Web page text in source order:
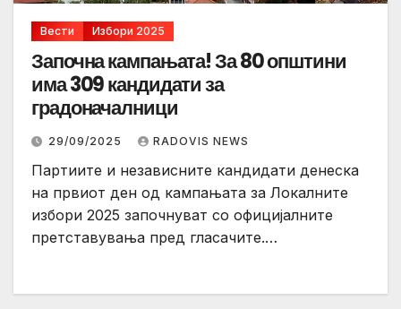
Вести Избори 2025
Започна кампањата! За 80 општини
има 309 кандидати за
градоначалници
29/09/2025 RADOVIS NEWS
Партиите и независните кандидати денеска
на првиот ден од кампањата за Локалните
избори 2025 започнуват со официјалните
претставувања пред гласачите.…